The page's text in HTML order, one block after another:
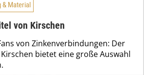
& Material
von Kirschen
von Zinkenverbindungen: Der
bietet eine große Auswahl